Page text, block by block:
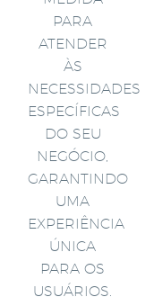
PARA
ATENDER
ÀS
NECESSIDADES
ESPECÍFICAS
DO SEU
NEGÓCIO,
GARANTINDO
UMA
EXPERIÊNCIA
ÚNICA
PARA OS
USUÁRIOS.